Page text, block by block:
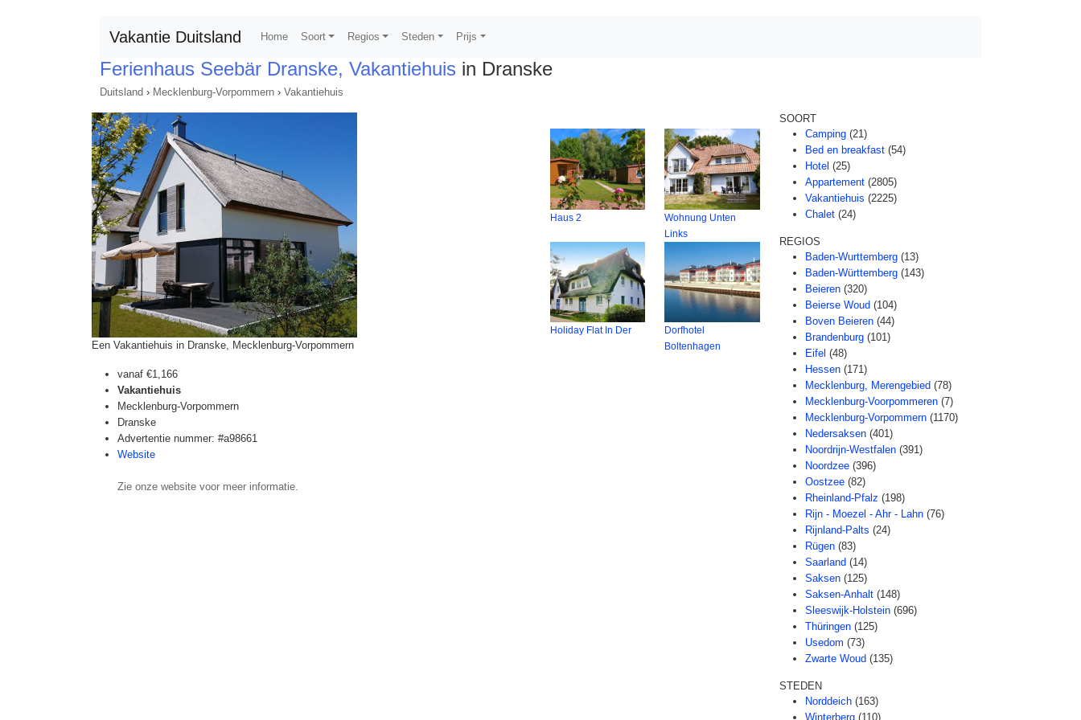
Vakantie Duitsland Home Soort Regios Steden Prijs
Ferienhaus Seebär Dranske, Vakantiehuis in Dranske
Duitsland › Mecklenburg-Vorpommern › Vakantiehuis
Een Vakantiehuis in Dranske, Mecklenburg-Vorpommern
vanaf €1,166
Vakantiehuis
Mecklenburg-Vorpommern
Dranske
Advertentie nummer: #a98661
Website
Zie onze website voor meer informatie.
Haus 2
Wohnung Unten
Links
Holiday Flat In Der
Dorfhotel
Boltenhagen
SOORT
Camping (21)
Bed en breakfast (54)
Hotel (25)
Appartement (2805)
Vakantiehuis (2225)
Chalet (24)
REGIOS
Baden-Wurttemberg (13)
Baden-Württemberg (143)
Beieren (320)
Beierse Woud (104)
Boven Beieren (44)
Brandenburg (101)
Eifel (48)
Hessen (171)
Mecklenburg, Merengebied (78)
Mecklenburg-Voorpommeren (7)
Mecklenburg-Vorpommern (1170)
Nedersaksen (401)
Noordrijn-Westfalen (391)
Noordzee (396)
Oostzee (82)
Rheinland-Pfalz (198)
Rijn - Moezel - Ahr - Lahn (76)
Rijnland-Palts (24)
Rügen (83)
Saarland (14)
Saksen (125)
Saksen-Anhalt (148)
Sleeswijk-Holstein (696)
Thüringen (125)
Usedom (73)
Zwarte Woud (135)
STEDEN
Norddeich (163)
Winterberg (110)